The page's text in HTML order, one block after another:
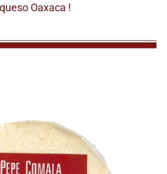
queso Oaxaca !